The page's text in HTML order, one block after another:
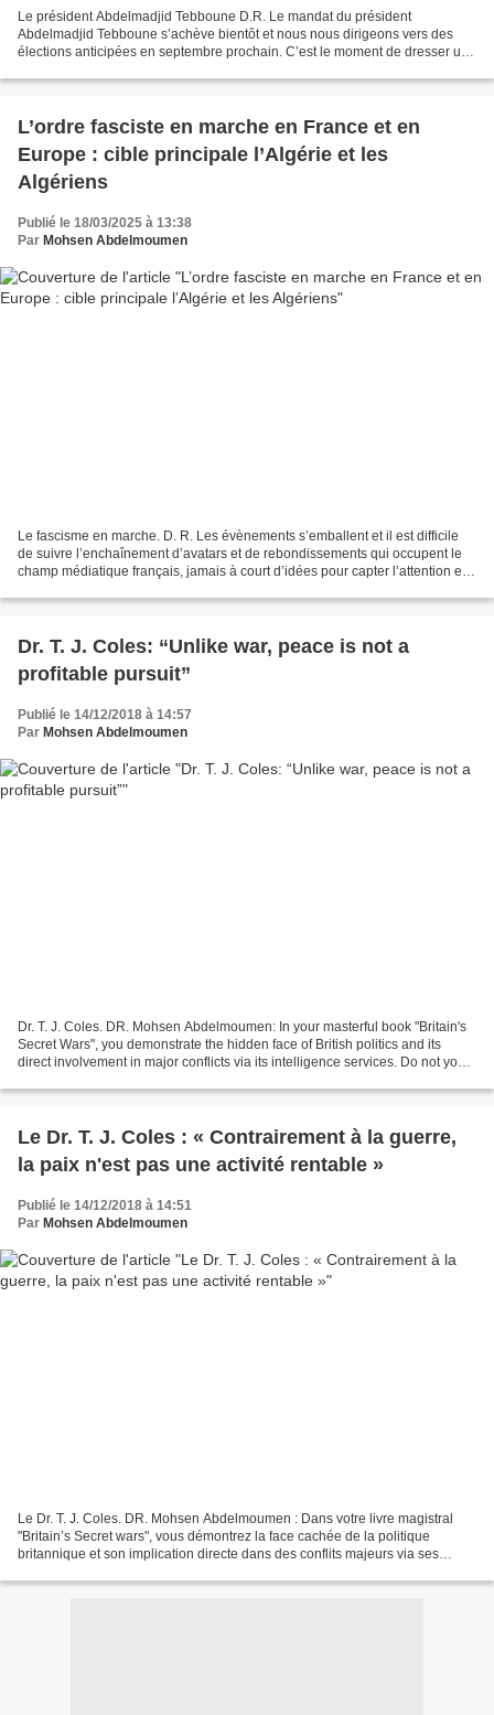
Le président Abdelmadjid Tebboune D.R. Le mandat du président
Abdelmadjid Tebboune s’achève bientôt et nous nous dirigeons vers des
élections anticipées en septembre prochain. C’est le moment de dresser un
L’ordre fasciste en marche en France et en
Europe : cible principale l’Algérie et les
Algériens
Publié le 18/03/2025 à 13:38
Par Mohsen Abdelmoumen
Le fascisme en marche. D. R. Les évènements s’emballent et il est difficile
de suivre l’enchaînement d’avatars et de rebondissements qui occupent le
champ médiatique français, jamais à court d’idées pour capter l’attention et,
Dr. T. J. Coles: “Unlike war, peace is not a
profitable pursuit”
Publié le 14/12/2018 à 14:57
Par Mohsen Abdelmoumen
Dr. T. J. Coles. DR. Mohsen Abdelmoumen: In your masterful book "Britain's
Secret Wars", you demonstrate the hidden face of British politics and its
direct involvement in major conflicts via its intelligence services. Do not you
Le Dr. T. J. Coles : « Contrairement à la guerre,
la paix n'est pas une activité rentable »
Publié le 14/12/2018 à 14:51
Par Mohsen Abdelmoumen
Le Dr. T. J. Coles. DR. Mohsen Abdelmoumen : Dans votre livre magistral
"Britain’s Secret wars", vous démontrez la face cachée de la politique
britannique et son implication directe dans des conflits majeurs via ses